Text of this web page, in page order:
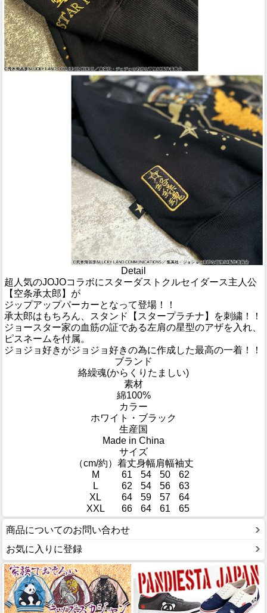
Detail
超人気のJOJOコラボにスターダストクルセイダース主人公
【空条承太郎】が
ジップアップパーカーとなって登場！！
承太郎はもちろん、スタンド【スタープラチナ】を刺繍！！
ジョースター家の血筋の証である左肩の星型のアザを入れ、
ピスネームを付属。
ジョジョ好きがジョジョ好きの為に作成した最高の一着！！
ブランド
絡繰魂(からくりたましい)
素材
綿100%
カラー
ホワイト・ブラック
生産国
Made in China
サイズ
（cm/約） 着丈身幅肩幅袖丈
M
61 54 50
62
L
62 54 56
63
XL
64 59 57
64
XXL
66 64 61 65
商品についてのお問い合わせ
お気に入りに登録